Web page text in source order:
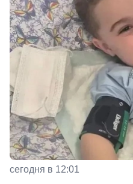
сегодня в 12:01